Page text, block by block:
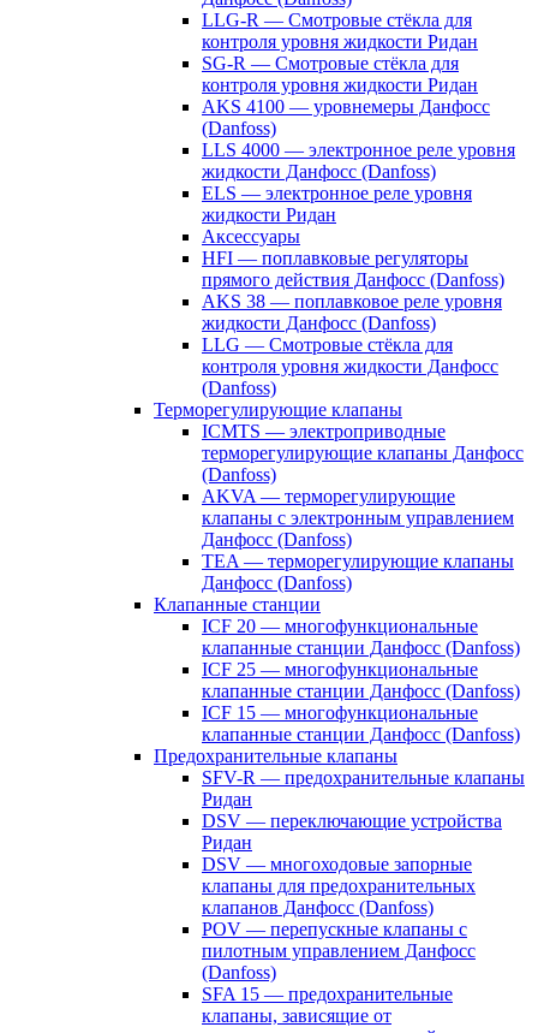
LLG-R — Смотровые стёкла для
контроля уровня жидкости Ридан
SG-R — Смотровые стёкла для
контроля уровня жидкости Ридан
AKS 4100 — уровнемеры Данфосс
(Danfoss)
LLS 4000 — электронное реле уровня
жидкости Данфосс (Danfoss)
ELS — электронное реле уровня
жидкости Ридан
Аксессуары
HFI — поплавковые регуляторы
прямого действия Данфосс (Danfoss)
AKS 38 — поплавковое реле уровня
жидкости Данфосс (Danfoss)
LLG — Смотровые стёкла для
контроля уровня жидкости Данфосс
(Danfoss)
Терморегулирующие клапаны
ICMTS — электроприводные
терморегулирующие клапаны Данфосс
(Danfoss)
AKVA — терморегулирующие
клапаны с электронным управлением
Данфосс (Danfoss)
TEA — терморегулирующие клапаны
Данфосс (Danfoss)
Клапанные станции
ICF 20 — многофункциональные
клапанные станции Данфосс (Danfoss)
ICF 25 — многофункциональные
клапанные станции Данфосс (Danfoss)
ICF 15 — многофункциональные
клапанные станции Данфосс (Danfoss)
Предохранительные клапаны
SFV-R — предохранительные клапаны
Ридан
DSV — переключающие устройства
Ридан
DSV — многоходовые запорные
клапаны для предохранительных
клапанов Данфосс (Danfoss)
POV — перепускные клапаны с
пилотным управлением Данфосс
(Danfoss)
SFA 15 — предохранительные
клапаны, зависящие от